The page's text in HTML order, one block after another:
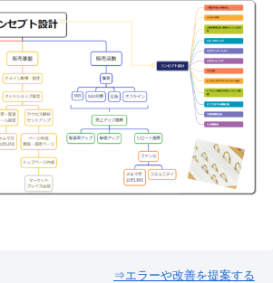
⇒エラーや改善を提案する